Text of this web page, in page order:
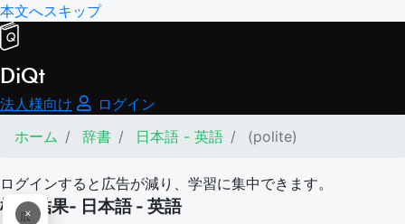
本文へスキップ
DiQt
法人様向け
ログイン
ホーム
辞書 日本語 - 英語 (polite)
ログインすると広告が減り、学習に集中できます。
×
広
検索結果- 日本語 - 英語